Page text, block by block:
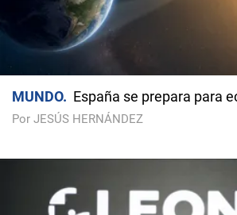
MUNDO España se prepara para
Por JESÚS HERNÁNDEZ